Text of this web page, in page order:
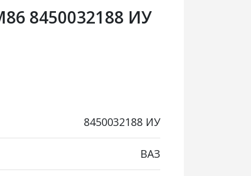
8450032188 ИУ
8450032188 ИУ
ВАЗ